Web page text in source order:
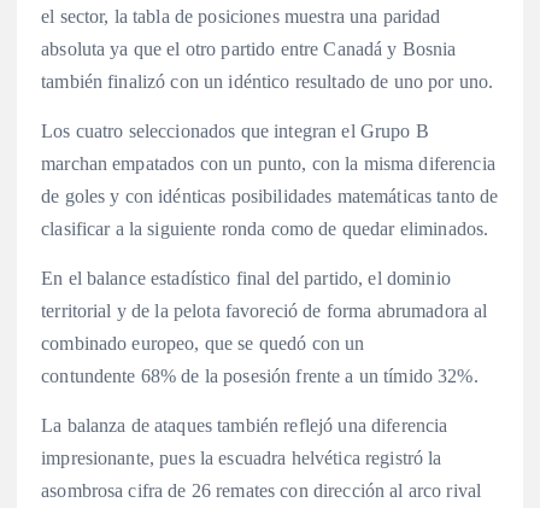
el sector, la tabla de posiciones muestra una paridad
absoluta ya que el otro partido entre Canadá y Bosnia
también finalizó con un idéntico resultado de uno por uno.
Los cuatro seleccionados que integran el Grupo B
marchan empatados con un punto, con la misma diferencia
de goles y con idénticas posibilidades matemáticas tanto de
clasificar a la siguiente ronda como de quedar eliminados.
En el balance estadístico final del partido, el dominio
territorial y de la pelota favoreció de forma abrumadora al
combinado europeo, que se quedó con un
contundente 68% de la posesión frente a un tímido 32%.
La balanza de ataques también reflejó una diferencia
impresionante, pues la escuadra helvética registró la
asombrosa cifra de 26 remates con dirección al arco rival